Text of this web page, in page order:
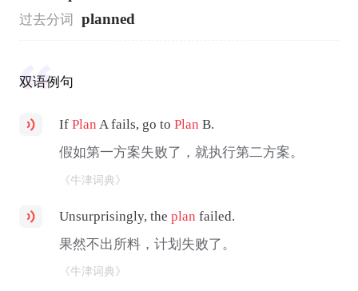
过去分词 planned
双语例句
IfPlan A fails, go toPlan B.
假如第一方案失败了，就执行第二方案。
《牛津词典》
Unsurprisingly, theplan failed.
果然不出所料，计划失败了。
《牛津词典》